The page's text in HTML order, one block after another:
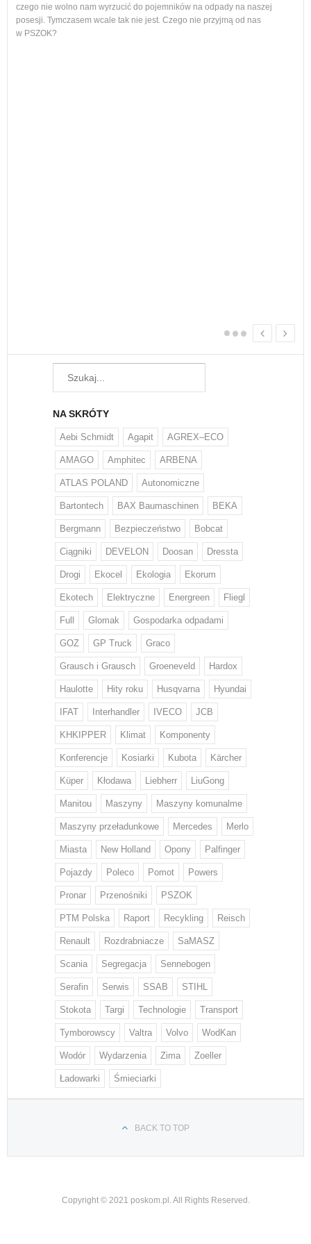
czego nie wolno nam wyrzucić do pojemników na odpady na naszej
posesji. Tymczasem wcale tak nie jest. Czego nie przyjmą od nas
w PSZOK?
NA SKRÓTY
Aebi Schmidt Agapit AGREX–ECO
AMAGO Amphitec ARBENA
ATLAS POLAND Autonomiczne
Bartontech BAX Baumaschinen BEKA
Bergmann Bezpieczeństwo Bobcat
Ciągniki DEVELON Doosan Dressta
Drogi Ekocel Ekologia Ekorum
Ekotech Elektryczne Energreen Fliegl
Full Glomak Gospodarka odpadami
GOZ GP Truck Graco
Grausch i Grausch Groeneveld Hardox
Haulotte Hity roku Husqvarna Hyundai
IFAT Interhandler IVECO JCB
KHKIPPER Klimat Komponenty
Konferencje Kosiarki Kubota Kärcher
Küper Kłodawa Liebherr LiuGong
Manitou Maszyny Maszyny komunalme
Maszyny przeładunkowe Mercedes Merlo
Miasta New Holland Opony Palfinger
Pojazdy Poleco Pomot Powers
Pronar Przenośniki PSZOK
PTM Polska Raport Recykling Reisch
Renault Rozdrabniacze SaMASZ
Scania Segregacja Sennebogen
Serafin Serwis SSAB STIHL
Stokota Targi Technologie Transport
Tymborowscy Valtra Volvo WodKan
Wodór Wydarzenia Zima Zoeller
Ładowarki Śmieciarki
BACK TO TOP
Copyright © 2021 poskom.pl. All Rights Reserved.